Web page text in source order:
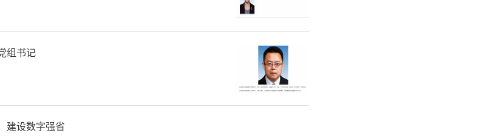
新发展，挖掘发布一批博士后
展流动站工作站对接交流、博
动，打造区域性博士后招引品
养发展生态。加强高层次人才
组书记
建设数字强省